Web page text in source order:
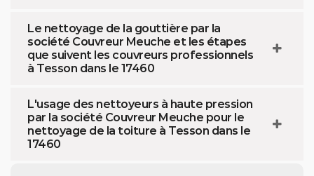
Le nettoyage de la gouttière par la
société Couvreur Meuche et les étapes
que suivent les couvreurs professionnels
à Tesson dans le 17460
L'usage des nettoyeurs à haute pression
par la société Couvreur Meuche pour le
nettoyage de la toiture à Tesson dans le
17460